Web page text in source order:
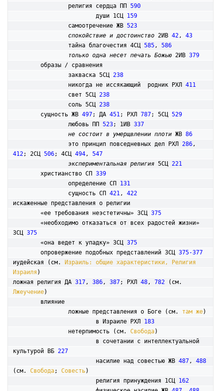
		религия сердца ПП
590
			души 1СЦ
159
		самоотречение ЖВ
523
спокойствие и достоинство 2ИВ 42, 43
		тайна благочестия 4СЦ
585, 586
только одна несет печать Божью 2ИВ 379
		закваска 5СЦ
238
		никогда не иссякающий  родник РХЛ
411
		свет 5СЦ
238
		соль 5СЦ
238
	сущность ЖВ
497; ДА 451; РХЛ 787; 5СЦ 529
		любовь ПП
523; 1ИВ 337
не состоит в умерщвлении плоти ЖВ 86
		это принцип повседневных дел РХЛ
286
412; 2СЦ 506; 4СЦ 494, 547
экспериментальная религия 5СЦ 221
	христианство СП
339
		определение СП
131
		сущность СП
421, 422
искаженные представления о религии
	«ее требования неэстетичны» 3СЦ
375
3СЦ 375
	«она ведет к упадку» 3СЦ
375
	опровержение подобных представлений 3СЦ
375-377
иудейская (см.
Израиль: общие характеристики, Религия
Израиля
ложная религия ДА 317, 386, 387; РХЛ 48, 782
Лжеучение)
		ложные представления о Боге (см.
там же)
			в Израиле РХЛ
183
		нетерпимость (см.
Свобода)
культурой ВБ 227
			насилие над совестью ЖВ
487, 488
(см. Свобода; Совесть)
			религия принуждения 1СЦ
162